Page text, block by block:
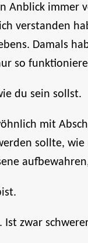
Anblick immer
verstanden
Damals
so
du sein sollst.
mit
sollte, wie
Ist zwar